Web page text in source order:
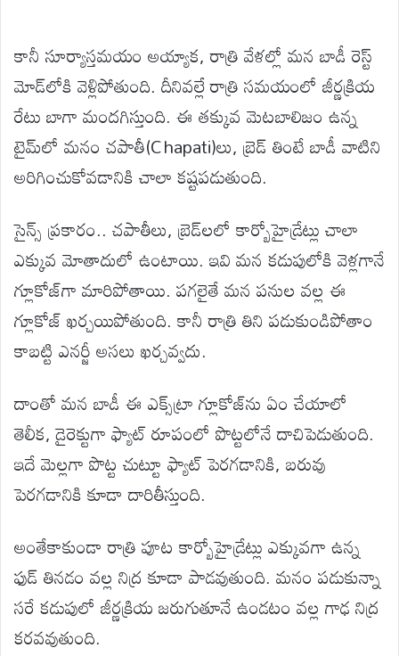
కానీ సూర్యాస్తమయం అయ్యాక, రాత్రి వేళల్లో మన బాడీ రెస్ట్
మోడ్‌లోకి వెళ్లిపోతుంది. దీనివల్లే రాత్రి సమయంలో జీర్ణక్రియ
రేటు బాగా మందగిస్తుంది. ఈ తక్కువ మెటబాలిజం ఉన్న
టైమ్‌లో మనం చపాతీ(Chapati)లు, బ్రెడ్ తింటే బాడీ వాటిని
అరిగించుకోవడానికి చాలా కష్టపడుతుంది.
సైన్స్ ప్రకారం.. చపాతీలు, బ్రెడ్‌లలో కార్బోహైడ్రేట్లు చాలా
ఎక్కువ మోతాదులో ఉంటాయి. ఇవి మన కడుపులోకి వెళ్లగానే
గ్లూకోజ్‌గా మారిపోతాయి. పగలైతే మన పనుల వల్ల ఈ
గ్లూకోజ్ ఖర్చయిపోతుంది. కానీ రాత్రి తిని పడుకుండిపోతాం
కాబట్టి ఎనర్జీ అసలు ఖర్చవ్వదు.
దాంతో మన బాడీ ఈ ఎక్స్‌ట్రా గ్లూకోజ్‌ను ఏం చేయాలో
తెలీక, డైరెక్టుగా ఫ్యాట్ రూపంలో పొట్టలోనే దాచిపెడుతుంది.
ఇదే మెల్లగా పొట్ట చుట్టూ ఫ్యాట్ పెరగడానికి, బరువు
పెరగడానికి కూడా దారితీస్తుంది.
అంతేకాకుండా రాత్రి పూట కార్బోహైడ్రేట్లు ఎక్కువగా ఉన్న
ఫుడ్ తినడం వల్ల నిద్ర కూడా పాడవుతుంది. మనం పడుకున్నా
సరే కడుపులో జీర్ణక్రియ జరుగుతూనే ఉండటం వల్ల గాఢ నిద్ర
కరవవుతుంది.